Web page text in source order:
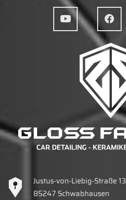
Justus-von-Liebig-Straße 13
85247 Schwabhausen